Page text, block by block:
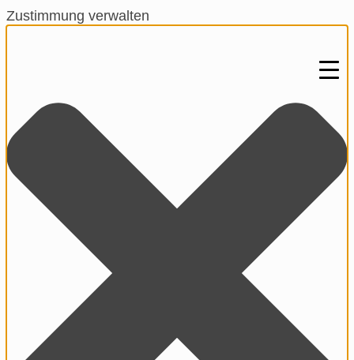
Zustimmung verwalten